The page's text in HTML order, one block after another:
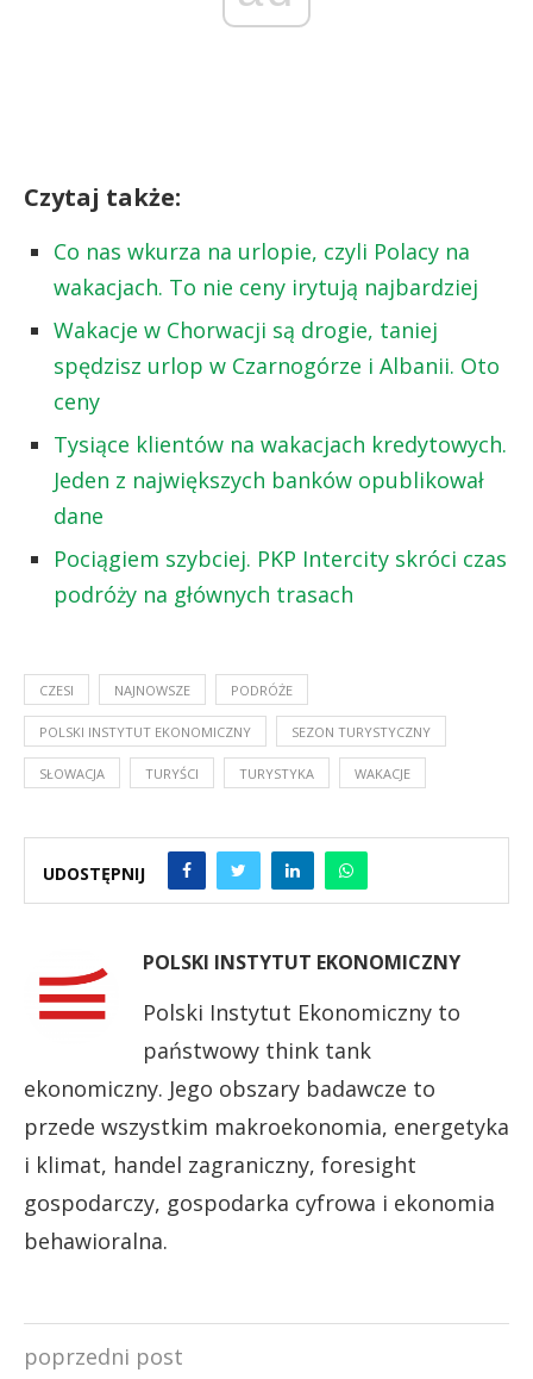
Czytaj także:
Co nas wkurza na urlopie, czyli Polacy na
wakacjach. To nie ceny irytują najbardziej
Wakacje w Chorwacji są drogie, taniej
spędzisz urlop w Czarnogórze i Albanii. Oto
ceny
Tysiące klientów na wakacjach kredytowych.
Jeden z największych banków opublikował
dane
Pociągiem szybciej. PKP Intercity skróci czas
podróży na głównych trasach
CZESI NAJNOWSZE PODRÓŻE
POLSKI INSTYTUT EKONOMICZNY SEZON TURYSTYCZNY
SŁOWACJA TURYŚCI TURYSTYKA WAKACJE
UDOSTĘPNIJ
POLSKI INSTYTUT EKONOMICZNY
Polski Instytut Ekonomiczny to
państwowy think tank
ekonomiczny. Jego obszary badawcze to
przede wszystkim makroekonomia, energetyka
i klimat, handel zagraniczny, foresight
gospodarczy, gospodarka cyfrowa i ekonomia
behawioralna.
poprzedni post